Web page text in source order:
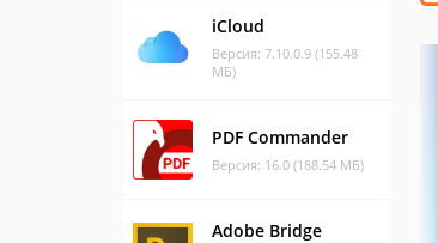
iCloud
Версия: 7.10.0.9 (155.48
МБ)
PDF Commander
Версия: 16.0 (188.54 МБ)
Adobe Bridge